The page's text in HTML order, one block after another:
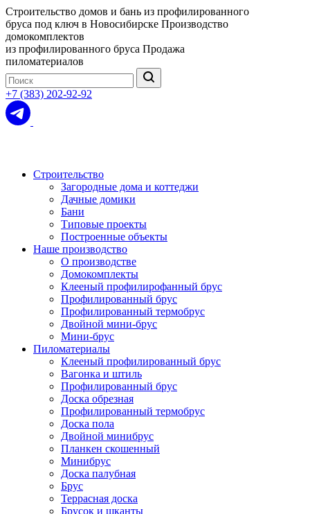
Строительство домов и бань из профилированного
бруса под ключ в Новосибирске Производство
домокомплектов
из профилированного бруса Продажа
пиломатериалов
+7 (383) 202-92-92
Строительство
Загородные дома и коттеджи
Дачные домики
Бани
Типовые проекты
Построенные объекты
Наше производство
О производстве
Домокомплекты
Клееный профилирофанный брус
Профилированный брус
Профилированный термобрус
Двойной мини-брус
Мини-брус
Пиломатериалы
Клееный профилированный брус
Вагонка и штиль
Профилированный брус
Доска обрезная
Профилированный термобрус
Доска пола
Двойной минибрус
Планкен скошенный
Минибрус
Доска палубная
Брус
Террасная доска
Брусок и шканты